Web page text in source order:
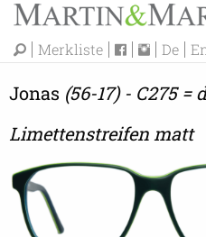
Merkliste De
Jonas (56-17) - C275
Limettenstreifen matt